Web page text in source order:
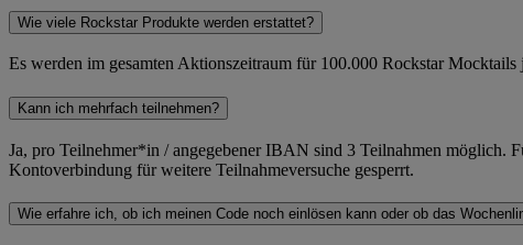
Wie viele Rockstar Produkte werden erstattet?
Es werden im gesamten Aktionszeitraum für 100.000 Rockstar
Kann ich mehrfach teilnehmen?
Ja, pro Teilnehmer*in / angegebener IBAN sind 3 Teilnahmen möglich.
Kontoverbindung für weitere Teilnahmeversuche gesperrt.
Wie erfahre ich, ob ich meinen Code noch einlösen kann oder ob das